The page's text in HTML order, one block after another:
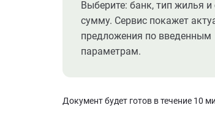
Выберите: банк, тип жилья
сумму. Сервис покажет
предложения по введенным
параметрам.
Документ будет готов в течение 10